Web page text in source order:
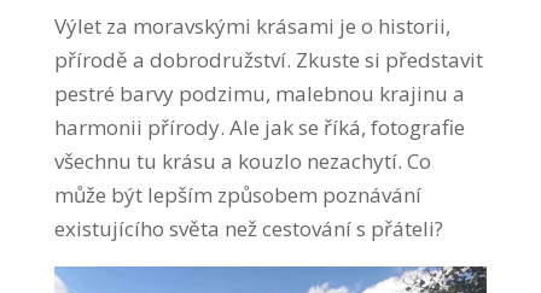
Výlet za moravskými krásami je o historii,
přírodě a dobrodružství. Zkuste si představit
pestré barvy podzimu, malebnou krajinu a
harmonii přírody. Ale jak se říká, fotografie
všechnu tu krásu a kouzlo nezachytí. Co
může být lepším způsobem poznávání
existujícího světa než cestování s přáteli?